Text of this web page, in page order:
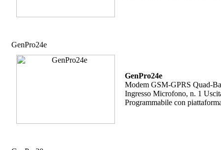
GenPro24e
GenPro24e
Modem GSM-GPRS Quad-
Ingresso Microfono, n. 1
Programmabile con